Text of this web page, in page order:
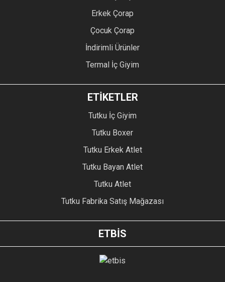
Erkek Çorap
Çocuk Çorap
İndirimli Ürünler
Termal İç Giyim
ETİKETLER
Tutku İç Giyim
Tutku Boxer
Tutku Erkek Atlet
Tutku Bayan Atlet
Tutku Atlet
Tutku Fabrika Satış Mağazası
ETBİS